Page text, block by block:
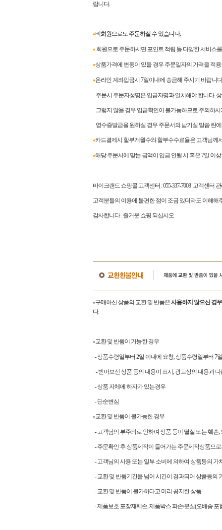
랍니다.
●비회원으로도 주문하실 수 있습니다.
● 회원으로 주문하시면 포인트 적립 등 다양한 서비스
●상품가격에 변동이 있을 경우 주문일자의 가격을 적
●온라인 계좌입금시 7일이내에 송금해 주시기 바랍니
주문시 주문자성명은 입금자명과 일치해야 합니다.
그렇지 않을 경우 입금확인이 불가능하므로 주의하
영수증발급을 원하실 경우 주문서의 남기실 말씀 란
●카드결제시 할부개월수와 할부수수료율은 고객님께
●해당 주문서에 맞는 금액이 입금 안될 시 혹은 7일 이
바이크랜드 쇼핑몰 고객센터 : 055-337-7008 고객센터
고객분들의 이용에 불편한 점이 조금 있더라도 이해해
감사합니다. 즐거운 쇼핑 되십시오
●구매하신 상품의 교환 및 반품은사용하지 않으신 경
다.
●교환 및 반품이 가능한 경우
- 상품수령일부터 2일 이내에 요청, 상품수령일부터 7
- 받아보신 상품 등의 내용이 표시, 광고상의 내용과
- 상품 자체에 하자가 있는경우
- 단순변심
●교환 및 반품이 불가능한 경우
- 고객님의 부주의로 인하여 상품 등이 멸실 또는 훼
- 주문확인 후 상품제작이 들어가는 주문제작상품으
- 고객님의 사용 또는 일부 소비에 의하여 상품등의 가
- 교환 및 반품기간을 넘어 시간이 경과되어 상품등의
- 교환 및 반품이 불가하다고 미리 공지한 상품
- 제품보호 포장재훼손, 제품박스 파손/분실(오배송 포